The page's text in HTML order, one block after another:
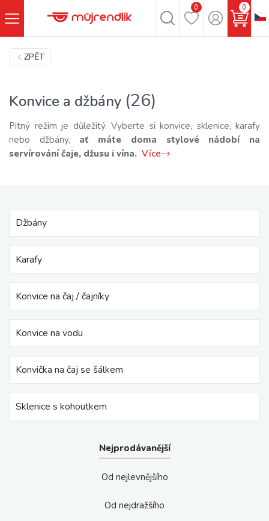
0 0
ZPĚT
Konvice a džbány (26)
Pitný režim je důležitý. Vyberte si konvice, sklenice, karafy
nebo džbány, ať máte doma stylové nádobí na
servírování čaje, džusu i vína. Více
Džbány
Karafy
Konvice na čaj / čajníky
Konvice na vodu
Konvička na čaj se šálkem
Sklenice s kohoutkem
Nejprodávanější
Od nejlevnějšího
Od nejdražšího